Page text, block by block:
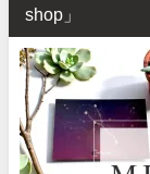
shop」